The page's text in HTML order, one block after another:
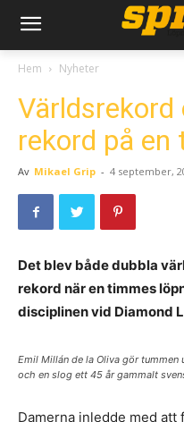
Hem Nyheter
Världsrekord
rekord på
Av Mikael Grip - 4 september,
Det blev både dubbla
rekord när en timmes
disciplinen vid Diamond
Emil Millán de la Oliva gör
och en slog ett 45 år gammalt
Damerna inledde med att